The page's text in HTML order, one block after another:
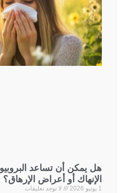
هل يمكن أن تساعد
الإنهاك أو أعراض الإرهاق؟
1 يونيو 2026 لا توجد تعليقات